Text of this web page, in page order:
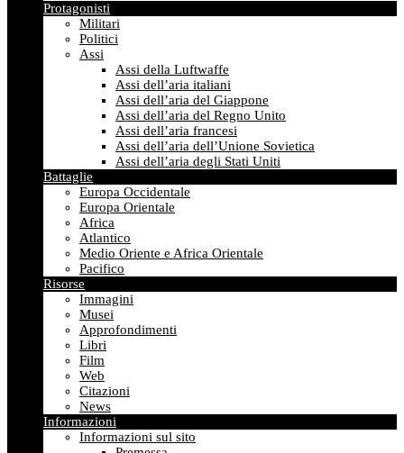
Protagonisti
Militari
Politici
Assi
Assi della Luftwaffe
Assi dell’aria italiani
Assi dell’aria del Giappone
Assi dell’aria del Regno Unito
Assi dell’aria francesi
Assi dell’aria dell’Unione Sovietica
Assi dell’aria degli Stati Uniti
Battaglie
Europa Occidentale
Europa Orientale
Africa
Atlantico
Medio Oriente e Africa Orientale
Pacifico
Risorse
Immagini
Musei
Approfondimenti
Libri
Film
Web
Citazioni
News
Informazioni
Informazioni sul sito